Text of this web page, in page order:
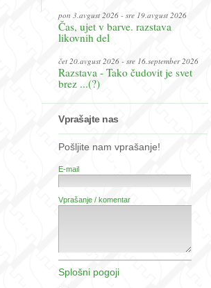
pon 3.avgust 2026 - sre 19.avgust 2026
Čas, ujet v barve. razstava
likovnih del
čet 20.avgust 2026 - sre 16.september 2026
Razstava - Tako čudovit je svet
brez ...(?)
Vprašajte nas
Pošljite nam vprašanje!
E-mail
Vprašanje / komentar
Splošni pogoji